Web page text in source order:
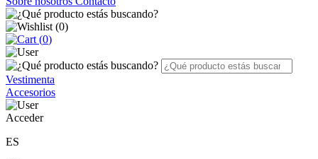
(0)
(0)
Vestimenta
Accesorios
Acceder
ES